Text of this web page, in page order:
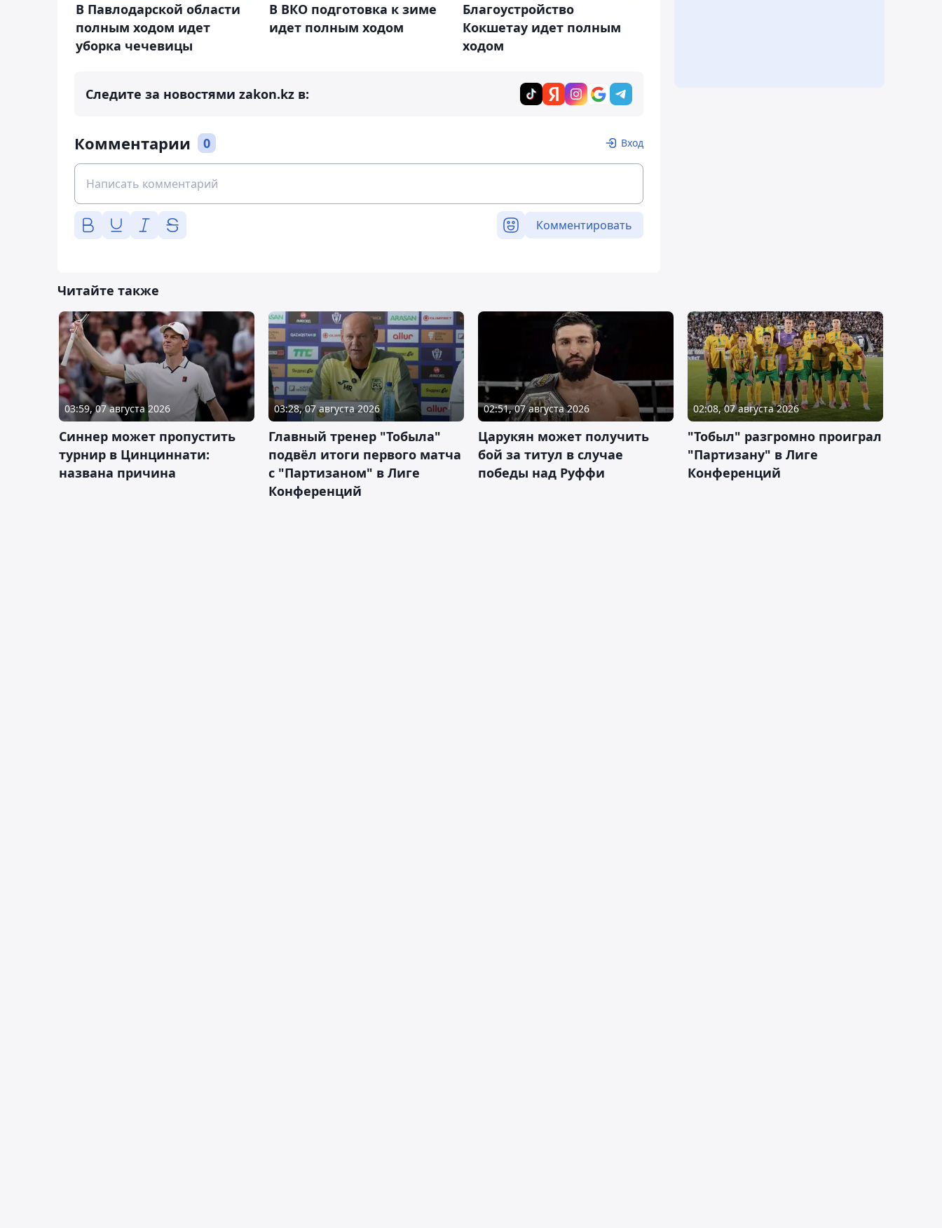
В Павлодарской области
полным ходом идет
уборка чечевицы
В ВКО подготовка к зиме
идет полным ходом
Благоустройство
Кокшетау идет полным
ходом
Следите за новостями zakon.kz в:
Комментарии 0 Вход
Комментировать
Читайте также
03:59, 07 августа 2026
Синнер может пропустить
турнир в Цинциннати:
названа причина
03:28, 07 августа 2026
Главный тренер "Тобыла"
подвёл итоги первого матча
с "Партизаном" в Лиге
Конференций
02:51, 07 августа 2026
Царукян может получить
бой за титул в случае
победы над Руффи
02:08, 07 августа 2026
"Тобыл" разгромно проиграл
"Партизану" в Лиге
Конференций